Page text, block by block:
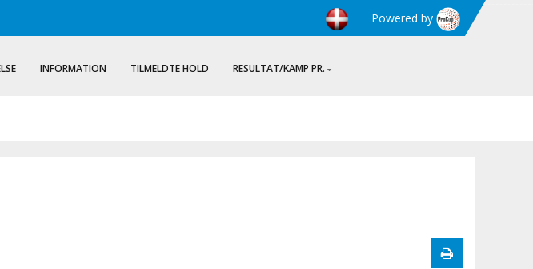
Powered by
INFORMATION TILMELDTE HOLD RESULTAT/KAMP PR.